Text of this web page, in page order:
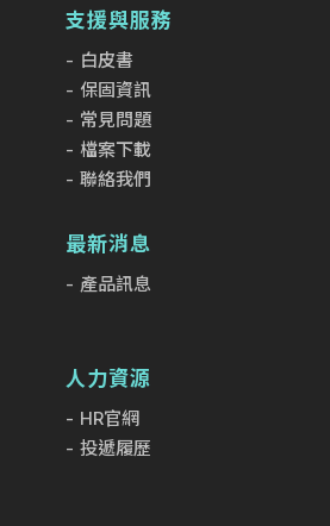
支援與服務
白皮書
保固資訊
常見問題
檔案下載
聯絡我們
最新消息
產品訊息
人力資源
HR官網
投遞履歷